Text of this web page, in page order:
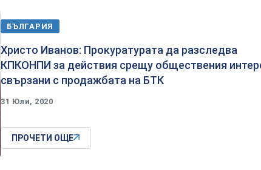
БЪЛГАРИЯ
Христо Иванов: Прокуратурата да разследва
КПКОНПИ за действия срещу обществения
свързани с продажбата на БТК
31 Юли, 2020
ПРОЧЕТИ ОЩЕ